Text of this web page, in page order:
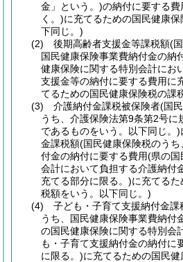
金」という。)の納付に要する
く。)に充てるための国民健康
下同じ。)
(2)
後期高齢者支援金等課税額(
国民健康保険事業費納付金の納
健康保険に関する特別会計にお
支援金等の納付に要する費用に
てるための国民健康保険税の課
(3)
介護納付金課税被保険者(国
うち、介護保険法第9条第2号に
であるものをいう。以下同じ。)
金課税額(国民健康保険税のう
付金の納付に要する費用(県の国
会計において負担する介護納付
充てる部分に限る。)に充てる
税額をいう。以下同じ。)
(4)
子ども・子育て支援納付金課
うち、国民健康保険事業費納付
の国民健康保険に関する特別会
も・子育て支援納付金の納付に
に限る。)に充てるための国民